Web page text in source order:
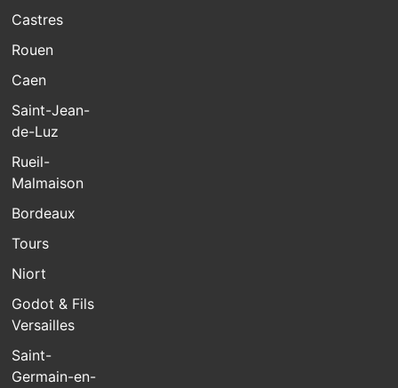
Castres
Rouen
Caen
Saint-Jean-
de-Luz
Rueil-
Malmaison
Bordeaux
Tours
Niort
Godot & Fils
Versailles
Saint-
Germain-en-